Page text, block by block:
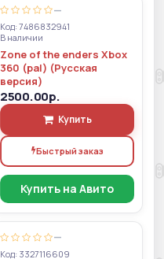
—
Код: 7486832941
В наличии
Zone of the enders Xbox
360 (pal) (Русская
версия)
2500.00р.
Купить
Быстрый заказ
Купить на Авито
—
Код: 3327116609